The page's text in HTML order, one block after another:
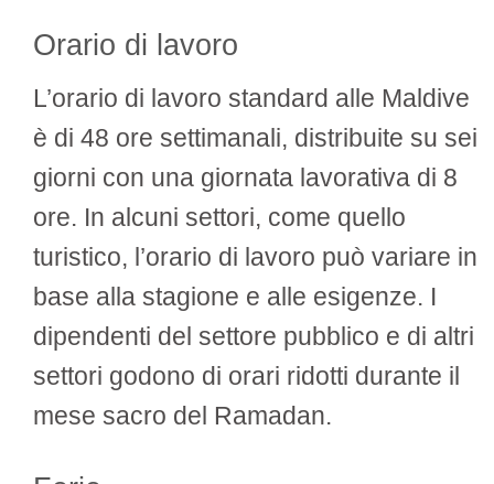
Orario di lavoro
L’orario di lavoro standard alle Maldive
è di 48 ore settimanali, distribuite su sei
giorni con una giornata lavorativa di 8
ore. In alcuni settori, come quello
turistico, l’orario di lavoro può variare in
base alla stagione e alle esigenze. I
dipendenti del settore pubblico e di altri
settori godono di orari ridotti durante il
mese sacro del Ramadan.